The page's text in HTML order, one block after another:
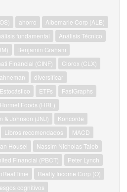
ahorro
Albemarle Corp (ALB)
fundamental
Análisis Técnico
Benjamin Graham
Financial (CINF)
Clorox (CLX)
diversificar
Estocástico ETFs
FastGraphs
Hormel Foods (HRL)
& Johnson (JNJ)
Koncorde
Libros recomendados
MACD
Housel
Nassim Nicholas Taleb
Financial (PBCT)
Peter Lynch
Realty Income Corp (O)
cognitivos